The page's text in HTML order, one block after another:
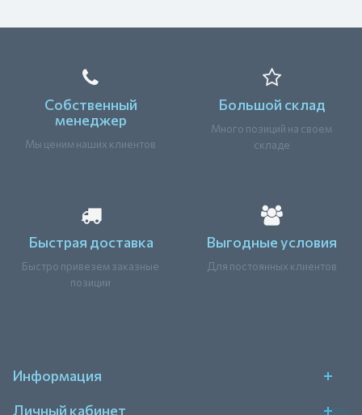
Собственный
менеджер
Мы ценим наших клиентов
Большой склад
Много позиций на своем
складе
Быстрая доставка
Быстро привезем заказные
позиции
Выгодные условия
Для постоянных клиентов
Информация
Личный кабинет